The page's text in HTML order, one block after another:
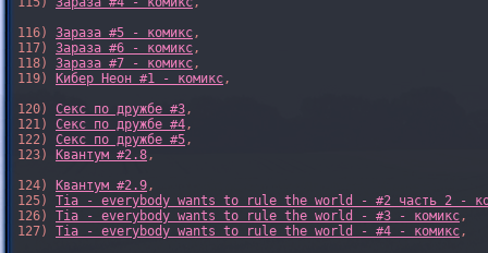
116) Зараза #5 - комикс,
117) Зараза #6 - комикс,
118) Зараза #7 - комикс,
119)
Кибер Неон #1 - комикс,
120) Секс по дружбе #3,
121) Секс по дружбе #4,
122) Секс по дружбе #5,
123)
Квантум #2.8,
124)
Квантум #2.9,
125) Tia - everybody wants to rule the world - #2 часть 2 -
126) Tia - everybody wants to rule the world - #3 - комикс,
127) Tia - everybody wants to rule the world - #4 - комикс,